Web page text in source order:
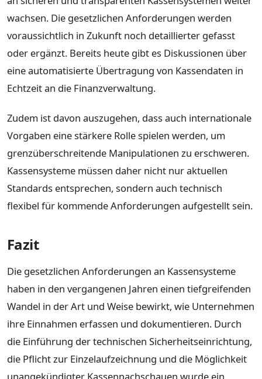
wachsen. Die gesetzlichen Anforderungen werden
voraussichtlich in Zukunft noch detaillierter gefasst
oder ergänzt. Bereits heute gibt es Diskussionen über
eine automatisierte Übertragung von Kassendaten in
Echtzeit an die Finanzverwaltung.
Zudem ist davon auszugehen, dass auch internationale
Vorgaben eine stärkere Rolle spielen werden, um
grenzüberschreitende Manipulationen zu erschweren.
Kassensysteme müssen daher nicht nur aktuellen
Standards entsprechen, sondern auch technisch
flexibel für kommende Anforderungen aufgestellt sein.
Fazit
Die gesetzlichen Anforderungen an Kassensysteme
haben in den vergangenen Jahren einen tiefgreifenden
Wandel in der Art und Weise bewirkt, wie Unternehmen
ihre Einnahmen erfassen und dokumentieren. Durch
die Einführung der technischen Sicherheitseinrichtung,
die Pflicht zur Einzelaufzeichnung und die Möglichkeit